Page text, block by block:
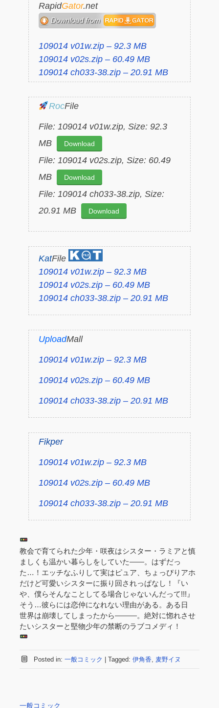
RapidGator.net
109014 v01w.zip – 92.3 MB
109014 v02s.zip – 60.49 MB
109014 ch033-38.zip – 20.91 MB
RocFile
File: 109014 v01w.zip, Size: 92.3
MB
Download
File: 109014 v02s.zip, Size: 60.49
MB
Download
File: 109014 ch033-38.zip, Size:
20.91 MB
Download
KatFile
109014 v01w.zip – 92.3 MB
109014 v02s.zip – 60.49 MB
109014 ch033-38.zip – 20.91 MB
UploadMall
109014 v01w.zip – 92.3 MB
109014 v02s.zip – 60.49 MB
109014 ch033-38.zip – 20.91 MB
Fikper
109014 v01w.zip – 92.3 MB
109014 v02s.zip – 60.49 MB
109014 ch033-38.zip – 20.91 MB
教会で育てられた少年・咲夜はシスター・ラミアと慎
ましくも温かい暮らしをしていた――。はずだっ
た…！エッチなふりして実はピュア、ちょっぴりアホ
だけど可愛いシスターに振り回されっぱなし！『い
や、僕らそんなことしてる場合じゃないんだって!!!』
そう…彼らには恋仲になれない理由がある。ある日
世界は崩壊してしまったから―――。絶対に惚れさせ
たいシスターと堅物少年の禁断のラブコメディ！
Posted in: 一般コミック | Tagged: 伊角香 麦野イヌ
一般コミック